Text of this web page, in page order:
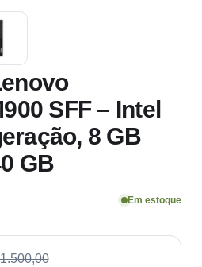
SFF – Intel
8 GB
GB
Em estoque